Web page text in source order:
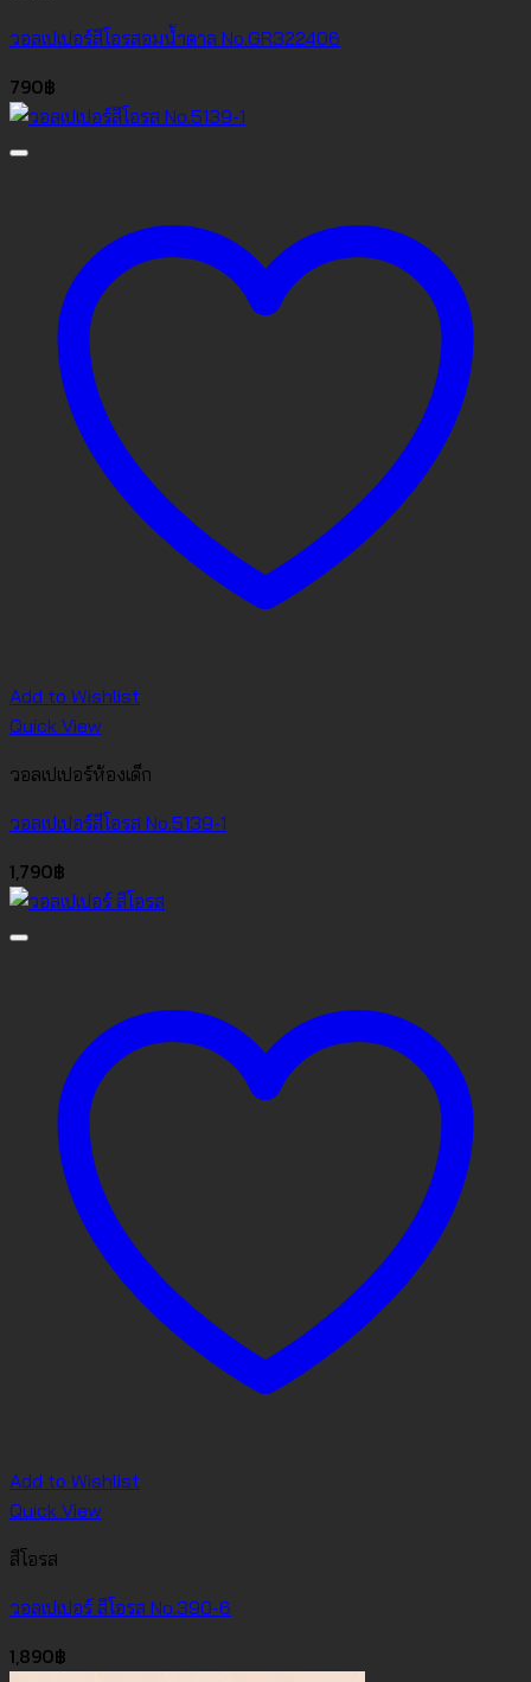
วอลเปเปอร์สีโอรสอมน้ำตาล No.GR322406
790฿
Add to Wishlist
Quick View
วอลเปเปอร์ห้องเด็ก
วอลเปเปอร์สีโอรส No.5139-1
1,790฿
Add to Wishlist
Quick View
สีโอรส
วอลเปเปอร์ สีโอรส No.390-6
1,890฿